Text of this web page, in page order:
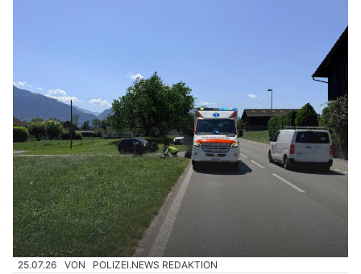
25.07.26 VON POLIZEI.NEWS REDAKTION